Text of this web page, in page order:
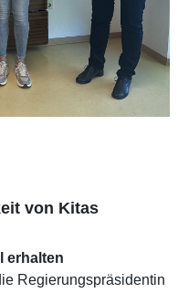
von Kitas
erhalten
Regierungspräsidentin